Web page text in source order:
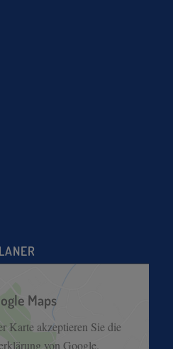
Maps
Karte akzeptieren Sie die
von Google.